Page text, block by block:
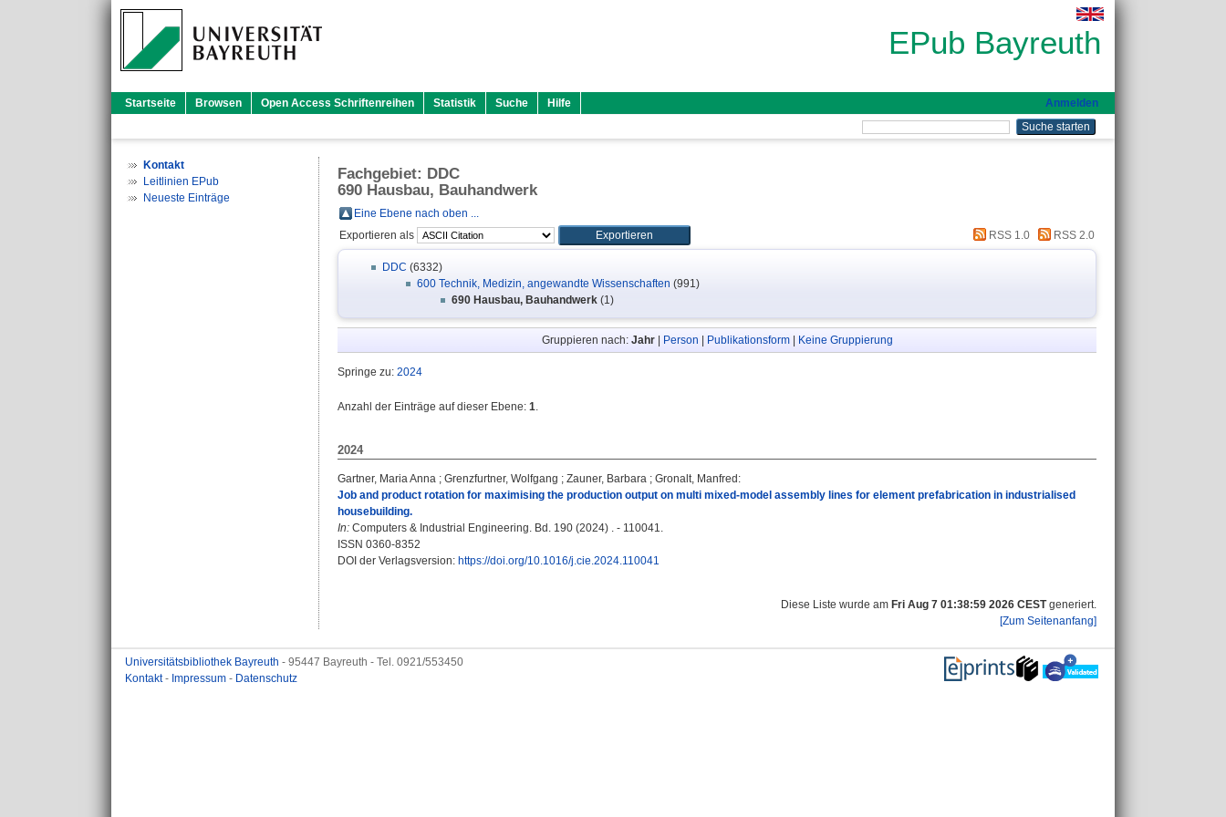
EPub Bayreuth
Startseite Browsen Open Access Schriftenreihen Statistik Suche Hilfe Anmelden
Kontakt
Leitlinien EPub
Neueste Einträge
Fachgebiet: DDC
690 Hausbau, Bauhandwerk
Eine Ebene nach oben ...
Exportieren als
RSS 1.0 RSS 2.0
DDC (6332)
600 Technik, Medizin, angewandte Wissenschaften (991)
690 Hausbau, Bauhandwerk (1)
Gruppieren nach: Jahr| Person Publikationsform| Keine Gruppierung
Springe zu: 2024
Anzahl der Einträge auf dieser Ebene: 1.
2024
Gartner, Maria Anna ; Grenzfurtner, Wolfgang ; Zauner, Barbara ; Gronalt, Manfred :
Job and product rotation for maximising the production output on multi mixed-model assembly lines for element prefabrication in industrialised
housebuilding.
In: Computers & Industrial Engineering. Bd. 190 (2024) . - 110041.
ISSN 0360-8352
DOI der Verlagsversion: https://doi.org/10.1016/j.cie.2024.110041
Diese Liste wurde am Fri Aug 7 01:38:59 2026 CESTgeneriert.
[Zum Seitenanfang]
Universitätsbibliothek Bayreuth - 95447 Bayreuth - Tel. 0921/553450
Kontakt- Impressum - Datenschutz